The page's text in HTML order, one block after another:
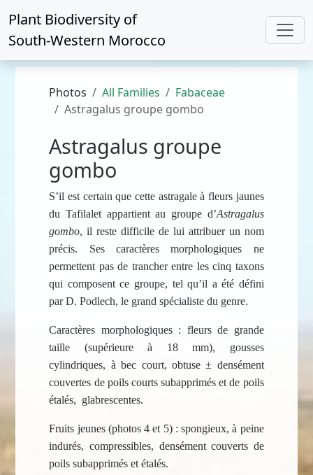
Plant Biodiversity of
South-Western Morocco
Photos All Families
Fabaceae
Astragalus groupe gombo
Astragalus groupe
gombo
S’il est certain que cette astragale à fleurs jaunes
du Tafilalet appartient au groupe d’Astragalus
gombo, il reste difficile de lui attribuer un nom
précis. Ses caractères morphologiques ne
permettent pas de trancher entre les cinq taxons
qui composent ce groupe, tel qu’il a été défini
par D. Podlech, le grand spécialiste du genre.
Caractères morphologiques : fleurs de grande
taille (supérieure à 18 mm), gousses
cylindriques, à bec court, obtuse ± densément
couvertes de poils courts subapprimés et de poils
étalés, glabrescentes.
Fruits jeunes (photos 4 et 5) : spongieux, à peine
indurés, compressibles, densément couverts de
poils subapprimés et étalés.